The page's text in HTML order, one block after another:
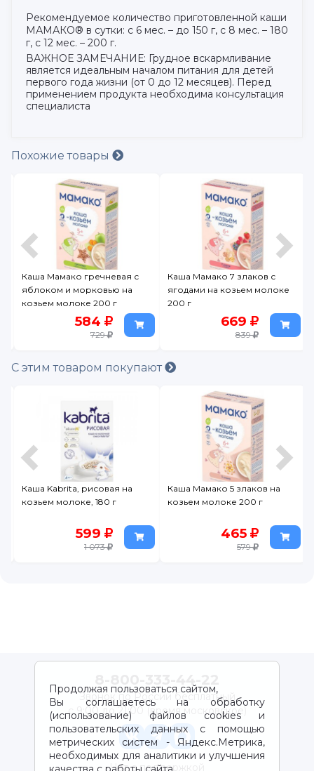
Рекомендуемое количество приготовленной каши
МАМАКО® в сутки: с 6 мес. – до 150 г, с 8 мес. – 180
г, с 12 мес. – 200 г.
ВАЖНОЕ ЗАМЕЧАНИЕ: Грудное вскармливание
является идеальным началом питания для детей
первого года жизни (от 0 до 12 месяцев). Перед
применением продукта необходима консультация
специалиста
Похожие товары
Каша Мамако гречневая с
яблоком и морковью на
козьем молоке 200 г
584
729
Каша Мамако 7 злаков с
ягодами на козьем молоке
200 г
669
839
С этим товаром покупают
Каша Kabrita, рисовая на
козьем молоке, 180 г
599
1 073
Каша Мамако 5 злаков на
козьем молоке 200 г
465
579
Продолжая пользоваться сайтом,
Вы соглашаетесь на обработку
(использование) файлов cookies и
пользовательских данных с помощью
метрических систем - Яндекс.Метрика,
необходимых для аналитики и улучшения
Звонок по России бесплатный
с 9:00 до 21:00 (время московское)
Чат с поддержкой